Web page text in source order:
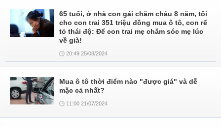
65 tuổi, ở nhà con gái chăm cháu 8 năm, tôi
cho con trai 351 triệu đồng mua ô tô, con rể
tỏ thái độ: Để con trai mẹ chăm sóc mẹ lúc
về già!
20:49 25/08/2024
Mua ô tô thời điểm nào "được giá" và dễ
mặc cả nhất?
11:00 21/07/2024